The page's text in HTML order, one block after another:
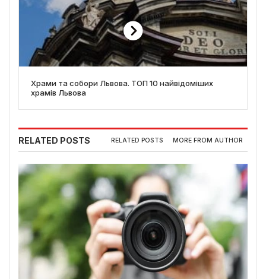
Храми та собори Львова. ТОП 10 найвідоміших
храмів Львова
RELATED POSTS RELATED POSTS MORE FROM AUTHOR